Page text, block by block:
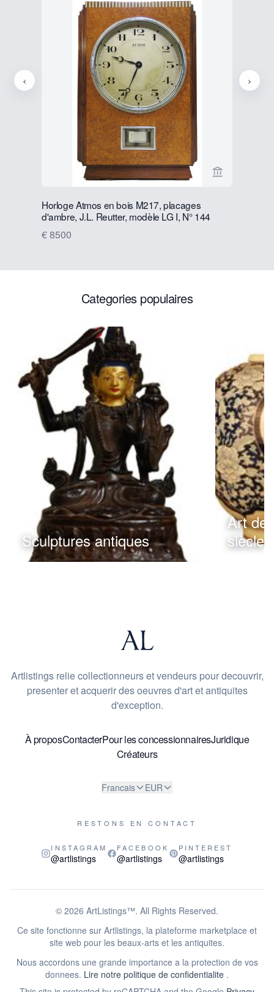
Voir la page
Horloge Atmos en bois M217, placages
d'ambre, J.L. Reutter, modèle LG I, N° 144
€ 8500
‹ ›
Categories populaires
Sculptures antiques
Art de
siècle
Artlistings relie collectionneurs et vendeurs pour decouvrir,
presenter et acquerir des oeuvres d'art et antiquites
d'exception.
À proposContacterPour les concessionnairesJuridique
Créateurs
Francais EUR
RESTONS EN CONTACT
INSTAGRAM
@artlistings
FACEBOOK
@artlistings
PINTEREST
@artlistings
© 2026 ArtListings™. All Rights Reserved.
Ce site fonctionne sur Artlistings, la plateforme marketplace et
site web pour les beaux-arts et les antiquites.
Nous accordons une grande importance a la protection de vos
donnees. Lire notre politique de confidentialite .